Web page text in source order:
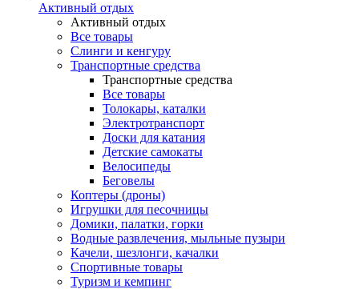
Активный отдых
Активный отдых
Все товары
Слинги и кенгуру
Транспортные средства
Транспортные средства
Все товары
Толокары, каталки
Электротранспорт
Доски для катания
Детские самокаты
Велосипеды
Беговелы
Коптеры (дроны)
Игрушки для песочницы
Домики, палатки, горки
Водные развлечения, мыльные пузыри
Качели, шезлонги, качалки
Спортивные товары
Туризм и кемпинг